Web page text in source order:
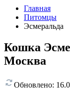
Главная
Питомцы
Эсмеральда
Кошка
Москва
Обновлено: